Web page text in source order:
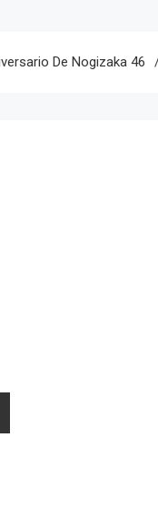
De Nogizaka 46